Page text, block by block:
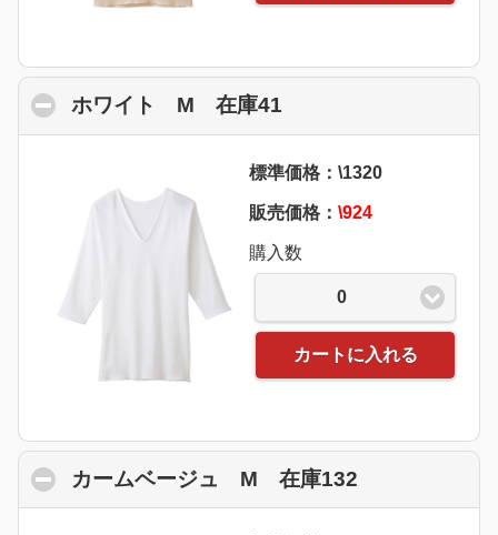
ホワイト M 在庫41
標準価格：\1320
販売価格： \924
購入数
0
カートに入れる
カームベージュ M 在庫132